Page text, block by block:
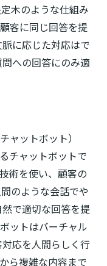
木のような仕組み
客に同じ回答を提
に応じた対応はで
への回答にのみ適
ャットボット）
チャットボットで
術を使い、顧客の
のような会話でや
で適切な回答を提
ットはバーチャル
応を人間らしく行
ら複雑な内容まで